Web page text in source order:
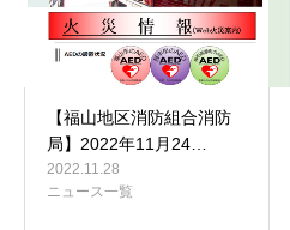
【福山地区消防組合消防
局】2022年11月24…
2022.11.28
ニュース一覧